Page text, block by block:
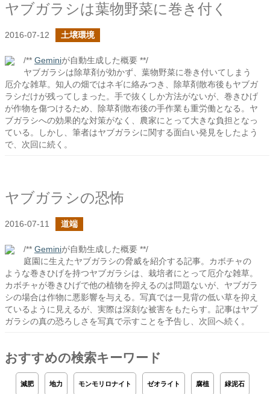
ヤブガラシは葉物野菜に巻き付く
2016-07-12 土壌環境
/** Geminiが自動生成した概要 **/
ヤブガラシは除草剤が効かず、葉物野菜に巻き付いてしまう
厄介な雑草。知人の畑ではネギに絡みつき、除草剤散布後もヤブガ
ラシだけが残ってしまった。手で抜くしか方法がないが、巻きひげ
が作物を傷つけるため、除草剤散布後の手作業も重労働となる。ヤ
ブガラシへの効果的な対策がなく、農家にとって大きな負担となっ
ている。しかし、筆者はヤブガラシに関する面白い発見をしたよう
で、次回に続く。
ヤブガラシの恐怖
2016-07-11 道端
/** Geminiが自動生成した概要 **/
庭園に生えたヤブガラシの脅威を紹介する記事。カボチャの
ような巻きひげを持つヤブガラシは、栽培者にとって厄介な雑草。
カボチャが巻きひげで他の植物を抑えるのは問題ないが、ヤブガラ
シの場合は作物に悪影響を与える。写真では一見背の低い草を抑え
ているように見えるが、実際は深刻な被害をもたらす。記事はヤブ
ガラシの真の恐ろしさを写真で示すことを予告し、次回へ続く。
おすすめの検索キーワード
減肥 地力 モンモリロナイト ゼオライト 腐植 緑泥石